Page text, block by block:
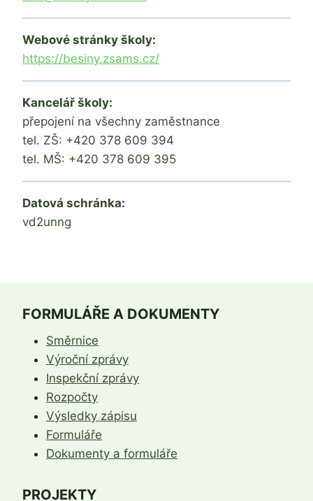
Webové stránky školy:
https://besiny.zsams.cz/
Kancelář školy:
přepojení na všechny zaměstnance
tel. ZŠ: +420 378 609 394
tel. MŠ: +420 378 609 395
Datová schránka:
vd2unng
FORMULÁŘE A DOKUMENTY
Směrnice
Výroční zprávy
Inspekční zprávy
Rozpočty
Výsledky zápisu
Formuláře
Dokumenty a formuláře
PROJEKTY